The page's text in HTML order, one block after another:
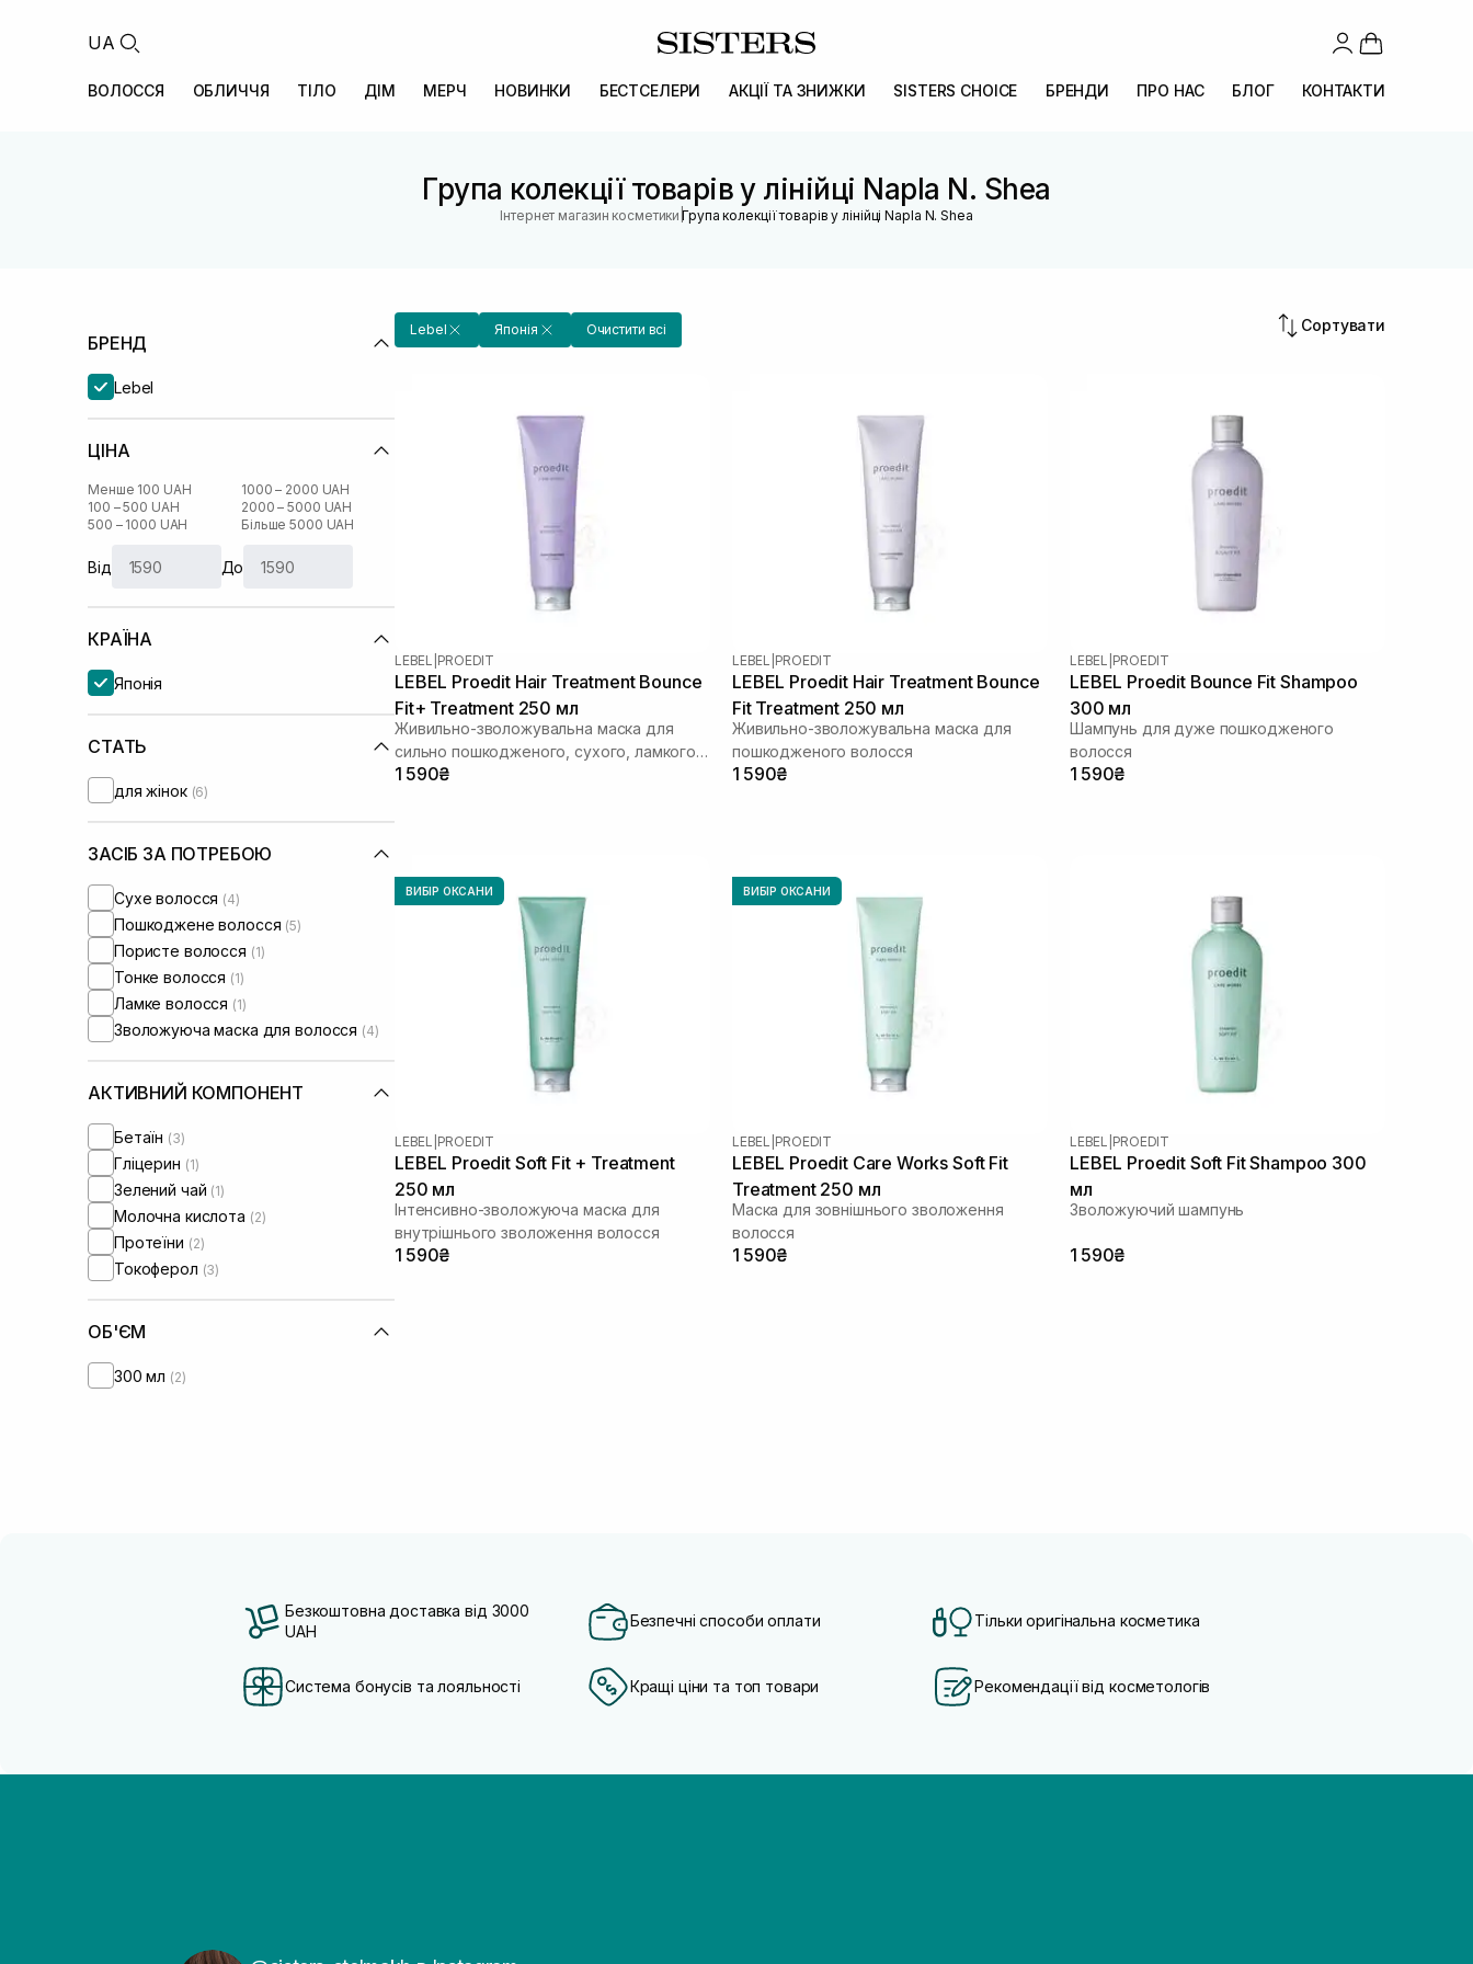
UA
ВОЛОССЯ ОБЛИЧЧЯ ТІЛО ДІМ МЕРЧ НОВИНКИ БЕСТСЕЛЕРИ АКЦІЇ ТА ЗНИЖКИ SISTERS CHOICE БРЕНДИ ПРО НАС БЛОГ КОНТАКТИ
Група колекції товарів у лінійці Napla N. Shea
Інтернет магазин косметики |Група колекції товарів у лінійці Napla N. Shea
БРЕНД
Lebel
ЦІНА
Менше 100 UAH
100 – 500 UAH
500 – 1000 UAH
1000 – 2000 UAH
2000 – 5000 UAH
Більше 5000 UAH
Від До
КРАЇНА
Японія
СТАТЬ
для жінок (6)
ЗАСІБ ЗА ПОТРЕБОЮ
Сухе волосся (4)
Пошкоджене волосся (5)
Пористе волосся (1)
Тонке волосся (1)
Ламке волосся (1)
Зволожуюча маска для волосся (4)
АКТИВНИЙ КОМПОНЕНТ
Бетаїн (3)
Гліцерин (1)
Зелений чай (1)
Молочна кислота (2)
Протеїни (2)
Токоферол (3)
ОБ'ЄМ
300 мл (2)
Lebel Японія Очистити всі Сортувати
LEBEL PROEDIT
LEBEL Proedit Hair Treatment Bounce
Fit+ Treatment 250 мл
Живильно-зволожувальна маска для
сильно пошкодженого, сухого, ламкого
волосся
1 590₴
LEBEL PROEDIT
LEBEL Proedit Hair Treatment Bounce
Fit Treatment 250 мл
Живильно-зволожувальна маска для
пошкодженого волосся
1 590₴
LEBEL PROEDIT
LEBEL Proedit Bounce Fit Shampoo
300 мл
Шампунь для дуже пошкодженого
волосся
1 590₴
ВИБІР ОКСАНИ
LEBEL PROEDIT
LEBEL Proedit Soft Fit + Treatment
250 мл
Інтенсивно-зволожуюча маска для
внутрішнього зволоження волосся
1 590₴
ВИБІР ОКСАНИ
LEBEL PROEDIT
LEBEL Proedit Care Works Soft Fit
Treatment 250 мл
Маска для зовнішнього зволоження
волосся
1 590₴
LEBEL PROEDIT
LEBEL Proedit Soft Fit Shampoo 300
мл
Зволожуючий шампунь
1 590₴
Безкоштовна доставка від 3000
UAH
Безпечні способи оплати Тільки оригінальна косметика
Система бонусів та лояльності Кращі ціни та топ товари Рекомендації від косметологів